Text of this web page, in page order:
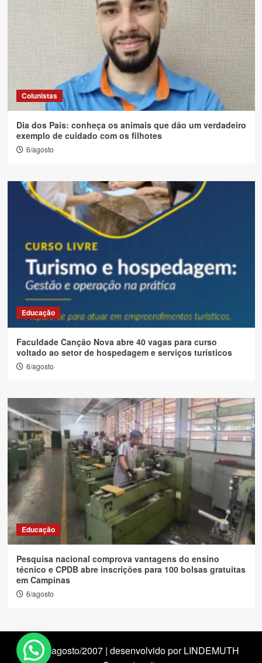
Colunistas
Dia dos Pais: conheça os animais que dão um verdadeiro
exemplo de cuidado com os filhotes
6/agosto
Educação
Faculdade Canção Nova abre 40 vagas para curso
voltado ao setor de hospedagem e serviços turísticos
6/agosto
Educação
Pesquisa nacional comprova vantagens do ensino
técnico e CPDB abre inscrições para 100 bolsas gratuitas
em Campinas
6/agosto
desde agosto/2007 | desenvolvido por LINDEMUTH